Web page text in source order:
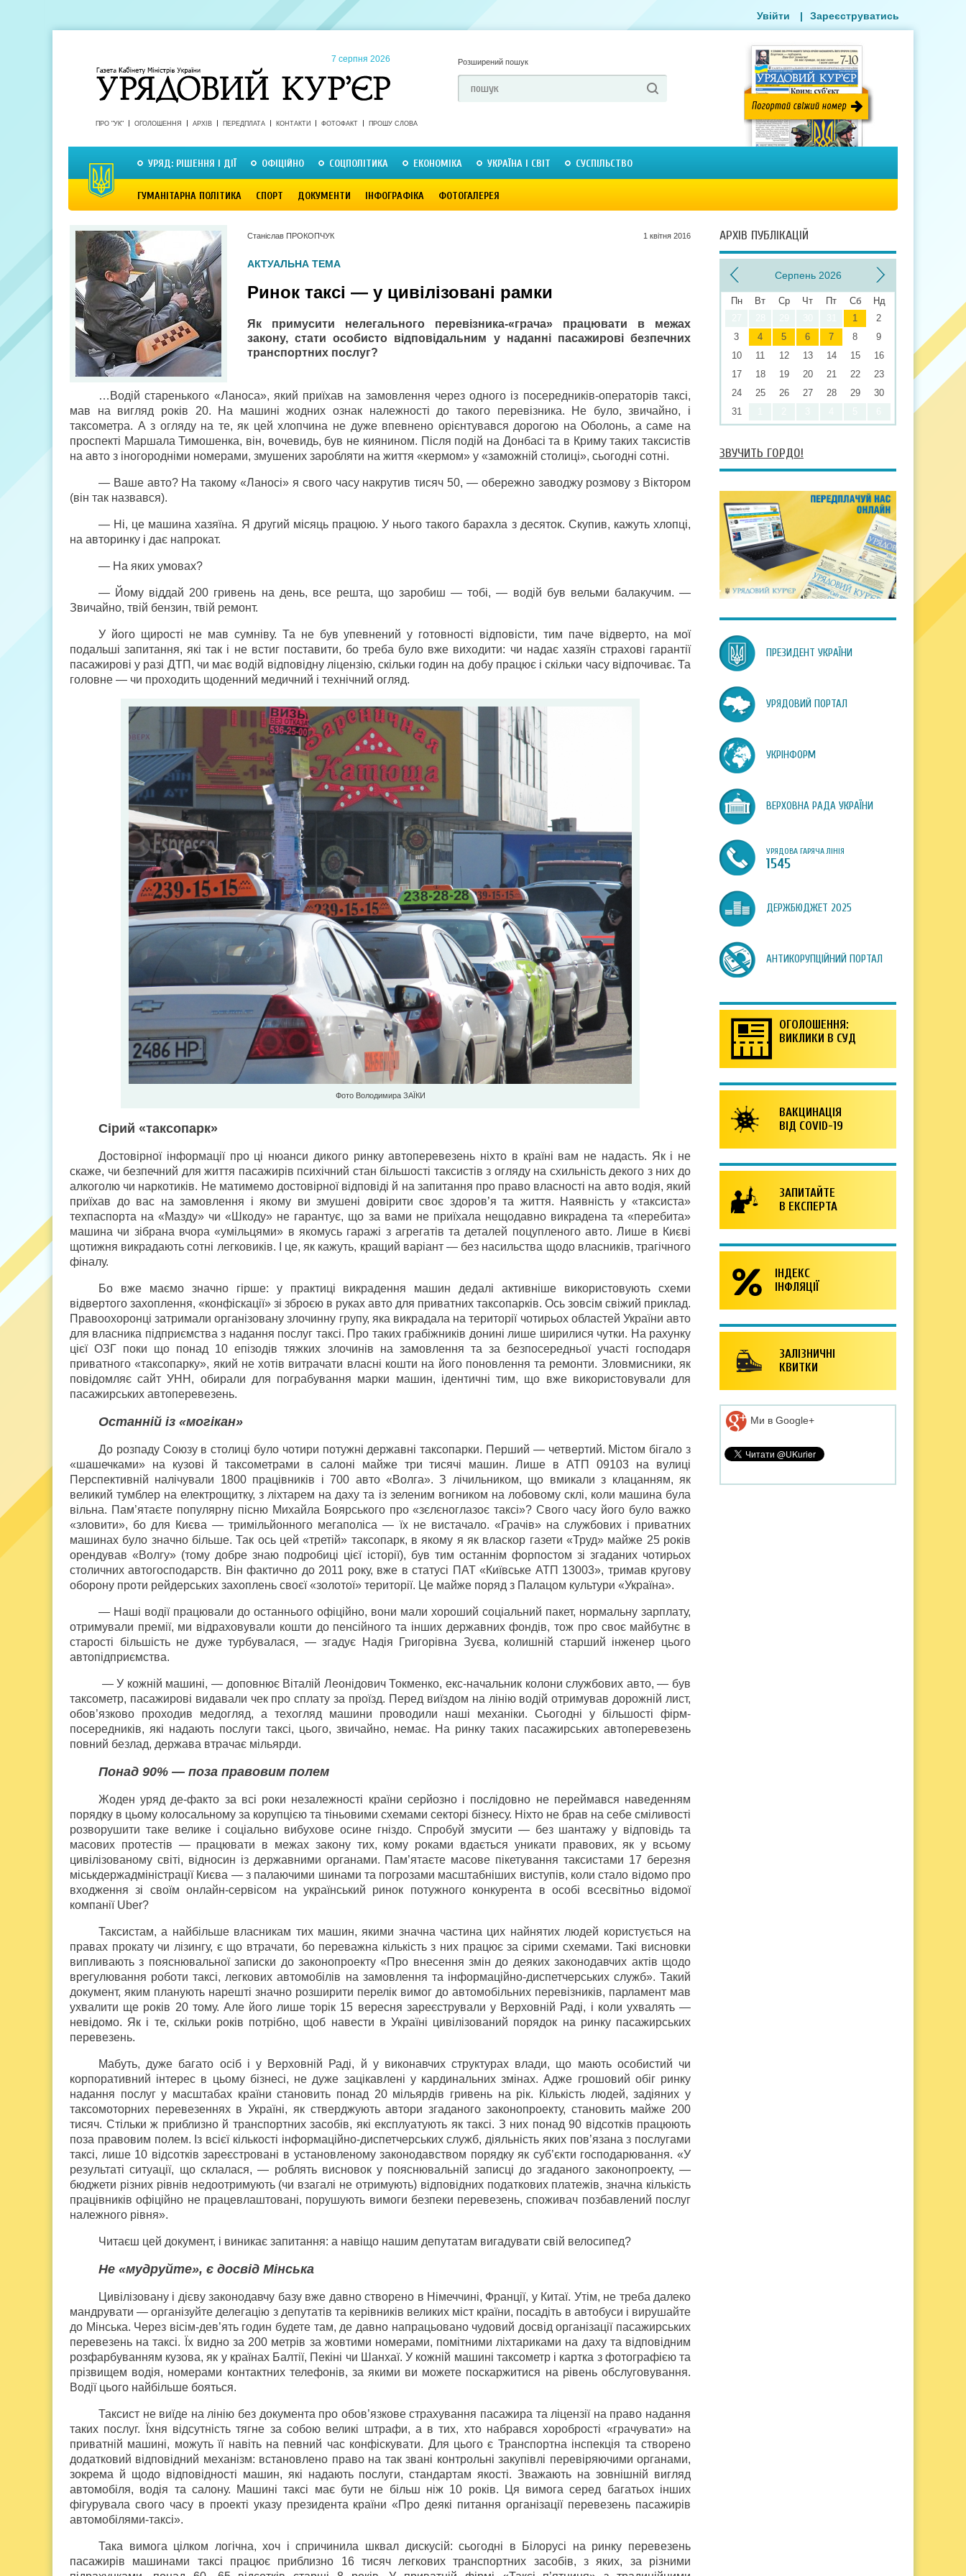
7 серпня 2026 Розширений пошук
ПРО "УК" ОГОЛОШЕННЯ АРХІВ ПЕРЕДПЛАТА КОНТАКТИ ФОТОФАКТ ПРОШУ СЛОВА
УРЯД: РІШЕННЯ І ДІЇ ОФІЦІЙНО СОЦПОЛІТИКА ЕКОНОМІКА УКРАЇНА І СВІТ СУСПІЛЬСТВО
ГУМАНІТАРНА ПОЛІТИКА СПОРТ ДОКУМЕНТИ ІНФОГРАФІКА ФОТОГАЛЕРЕЯ
Увійти | Зареєструватись
Станіслав ПРОКОПЧУК 1 квiтня 2016
АКТУАЛЬНА ТЕМА
Ринок таксі — у цивілізовані рамки
Як примусити нелегального перевізника-«грача» працювати в межах
закону, стати особисто відповідальним у наданні пасажирові безпечних
транспортних послуг?
…Водій старенького «Ланоса», який приїхав на замовлення через одного із посередників-операторів таксі,
мав на вигляд років 20. На машині жодних ознак належності до такого перевізника. Не було, звичайно, і
таксометра. А з огляду на те, як цей хлопчина не дуже впевнено орієнтувався дорогою на Оболонь, а саме на
проспекті Маршала Тимошенка, він, вочевидь, був не киянином. Після подій на Донбасі та в Криму таких таксистів
на авто з іногородніми номерами, змушених заробляти на життя «кермом» у «заможній столиці», сьогодні сотні.
— Ваше авто? На такому «Ланосі» я свого часу накрутив тисяч 50, — обережно заводжу розмову з Віктором
(він так назвався).
— Ні, це машина хазяїна. Я другий місяць працюю. У нього такого барахла з десяток. Скупив, кажуть хлопці,
на авторинку і дає напрокат.
— На яких умовах?
— Йому віддай 200 гривень на день, все решта, що заробиш — тобі, — водій був вельми балакучим. —
Звичайно, твій бензин, твій ремонт.
У його щирості не мав сумніву. Та не був упевнений у готовності відповісти, тим паче відверто, на мої
подальші запитання, які так і не встиг поставити, бо треба було вже виходити: чи надає хазяїн страхові гарантії
пасажирові у разі ДТП, чи має водій відповідну ліцензію, скільки годин на добу працює і скільки часу відпочиває. Та
головне — чи проходить щоденний медичний і технічний огляд.
Фото Володимира ЗАЇКИ
Сірий «таксопарк»
Достовірної інформації про ці нюанси дикого ринку автоперевезень ніхто в країні вам не надасть. Як і не
скаже, чи безпечний для життя пасажирів психічний стан більшості таксистів з огляду на схильність декого з них до
алкоголю чи наркотиків. Не матимемо достовірної відповіді й на запитання про право власності на авто водія, який
приїхав до вас на замовлення і якому ви змушені довірити своє здоров’я та життя. Наявність у «таксиста»
техпаспорта на «Мазду» чи «Шкоду» не гарантує, що за вами не приїхала нещодавно викрадена та «перебита»
машина чи зібрана вчора «умільцями» в якомусь гаражі з агрегатів та деталей поцупленого авто. Лише в Києві
щотижня викрадають сотні легковиків. І це, як кажуть, кращий варіант — без насильства щодо власників, трагічного
фіналу.
Бо вже маємо значно гірше: у практиці викрадення машин дедалі активніше використовують схеми
відвертого захоплення, «конфіскації» зі зброєю в руках авто для приватних таксопарків. Ось зовсім свіжий приклад.
Правоохоронці затримали організовану злочинну групу, яка викрадала на території чотирьох областей України авто
для власника підприємства з надання послуг таксі. Про таких грабіжників донині лише ширилися чутки. На рахунку
цієї ОЗГ поки що понад 10 епізодів тяжких злочинів на замовлення та за безпосередньої участі господаря
приватного «таксопарку», який не хотів витрачати власні кошти на його поновлення та ремонти. Зловмисники, як
повідомляє сайт УНН, обирали для пограбування марки машин, ідентичні тим, що вже використовували для
пасажирських автоперевезень.
Останній із «могікан»
До розпаду Союзу в столиці було чотири потужні державні таксопарки. Перший — четвертий. Містом бігало з
«шашечками» на кузові й таксометрами в салоні майже три тисячі машин. Лише в АТП 09103 на вулиці
Перспективній налічували 1800 працівників і 700 авто «Волга». З лічильником, що вмикали з клацанням, як
великий тумблер на електрощитку, з ліхтарем на даху та із зеленим вогником на лобовому склі, коли машина була
вільна. Пам’ятаєте популярну пісню Михайла Боярського про «зєлєноглазоє таксі»? Свого часу його було важко
«зловити», бо для Києва — тримільйонного мегаполіса — їх не вистачало. «Грачів» на службових і приватних
машинах було значно більше. Так ось цей «третій» таксопарк, в якому я як власкор газети «Труд» майже 25 років
орендував «Волгу» (тому добре знаю подробиці цієї історії), був тим останнім форпостом зі згаданих чотирьох
столичних автогосподарств. Він фактично до 2011 року, вже в статусі ПАТ «Київське АТП 13003», тримав кругову
оборону проти рейдерських захоплень своєї «золотої» території. Це майже поряд з Палацом культури «Україна».
— Наші водії працювали до останнього офіційно, вони мали хороший соціальний пакет, нормальну зарплату,
отримували премії, ми відраховували кошти до пенсійного та інших державних фондів, тож про своє майбутнє в
старості більшість не дуже турбувалася, — згадує Надія Григорівна Зуєва, колишній старший інженер цього
автопідприємства.
— У кожній машині, — доповнює Віталій Леонідович Токменко, екс-начальник колони службових авто, — був
таксометр, пасажирові видавали чек про сплату за проїзд. Перед виїздом на лінію водій отримував дорожній лист,
обов’язково проходив медогляд, а техогляд машини проводили наші механіки. Сьогодні у більшості фірм-
посередників, які надають послуги таксі, цього, звичайно, немає. На ринку таких пасажирських автоперевезень
повний безлад, держава втрачає мільярди.
Понад 90% — поза правовим полем
Жоден уряд де-факто за всі роки незалежності країни серйозно і послідовно не переймався наведенням
порядку в цьому колосальному за корупцією та тіньовими схемами секторі бізнесу. Ніхто не брав на себе сміливості
розворушити таке велике і соціально вибухове осине гніздо. Спробуй змусити — без шантажу у відповідь та
масових протестів — працювати в межах закону тих, кому роками вдається уникати правових, як у всьому
цивілізованому світі, відносин із державними органами. Пам’ятаєте масове пікетування таксистами 17 березня
міськдержадміністрації Києва — з палаючими шинами та погрозами масштабніших виступів, коли стало відомо про
входження зі своїм онлайн-сервісом на український ринок потужного конкурента в особі всесвітньо відомої
компанії Uber?
Таксистам, а найбільше власникам тих машин, якими значна частина цих найнятих людей користується на
правах прокату чи лізингу, є що втрачати, бо переважна кількість з них працює за сірими схемами. Такі висновки
випливають з пояснювальної записки до законопроекту «Про внесення змін до деяких законодавчих актів щодо
врегулювання роботи таксі, легкових автомобілів на замовлення та інформаційно-диспетчерських служб». Такий
документ, яким планують нарешті значно розширити перелік вимог до автомобільних перевізників, парламент мав
ухвалити ще років 20 тому. Але його лише торік 15 вересня зареєстрували у Верховній Раді, і коли ухвалять —
невідомо. Як і те, скільки років потрібно, щоб навести в Україні цивілізований порядок на ринку пасажирських
перевезень.
Мабуть, дуже багато осіб і у Верховній Раді, й у виконавчих структурах влади, що мають особистий чи
корпоративний інтерес в цьому бізнесі, не дуже зацікавлені у кардинальних змінах. Адже грошовий обіг ринку
надання послуг у масштабах країни становить понад 20 мільярдів гривень на рік. Кількість людей, задіяних у
таксомоторних перевезеннях в Україні, як стверджують автори згаданого законопроекту, становить майже 200
тисяч. Стільки ж приблизно й транспортних засобів, які експлуатують як таксі. З них понад 90 відсотків працюють
поза правовим полем. Із всієї кількості інформаційно-диспетчерських служб, діяльність яких пов’язана з послугами
таксі, лише 10 відсотків зареєстровані в установленому законодавством порядку як суб’єкти господарювання. «У
результаті ситуації, що склалася, — роблять висновок у пояснювальній записці до згаданого законопроекту, —
бюджети різних рівнів недоотримують (чи взагалі не отримують) відповідних податкових платежів, значна кількість
працівників офіційно не працевлаштовані, порушують вимоги безпеки перевезень, споживач позбавлений послуг
належного рівня».
Читаєш цей документ, і виникає запитання: а навіщо нашим депутатам вигадувати свій велосипед?
Не «мудруйте», є досвід Мінська
Цивілізовану і дієву законодавчу базу вже давно створено в Німеччині, Франції, у Китаї. Утім, не треба далеко
мандрувати — організуйте делегацію з депутатів та керівників великих міст країни, посадіть в автобуси і вирушайте
до Мінська. Через вісім-дев’ять годин будете там, де давно напрацьовано чудовий досвід організації пасажирських
перевезень на таксі. Їх видно за 200 метрів за жовтими номерами, помітними ліхтариками на даху та відповідним
розфарбуванням кузова, як у країнах Балтії, Пекіні чи Шанхаї. У кожній машині таксометр і картка з фотографією та
прізвищем водія, номерами контактних телефонів, за якими ви можете поскаржитися на рівень обслуговування.
Водії цього найбільше бояться.
Таксист не виїде на лінію без документа про обов’язкове страхування пасажира та ліцензії на право надання
таких послуг. Їхня відсутність тягне за собою великі штрафи, а в тих, хто набрався хоробрості «грачувати» на
приватній машині, можуть її навіть на певний час конфіскувати. Для цього є Транспортна інспекція та створено
додатковий відповідний механізм: встановлено право на так звані контрольні закупівлі перевіряючими органами,
зокрема й щодо відповідності машин, які надають послуги, стандартам якості. Зважають на зовнішній вигляд
автомобіля, водія та салону. Машині таксі має бути не більш ніж 10 років. Ця вимога серед багатьох інших
фігурувала свого часу в проекті указу президента країни «Про деякі питання організації перевезень пасажирів
автомобілями-таксі».
Така вимога цілком логічна, хоч і спричинила шквал дискусій: сьогодні в Білорусі на ринку перевезень
пасажирів машинами таксі працює приблизно 16 тисяч легкових транспортних засобів, з яких, за різними
АРХІВ ПУБЛІКАЦІЙ
Серпень 2026
Пн Вт Ср Чт Пт Сб
Нд
1
2
3
4 5 6 7 8
9
10
11 12 13 14 15
16
17
18 19 20 21 22
23
24
25 26 27 28 29
30
31
ЗВУЧИТЬ ГОРДО!
ПРЕЗИДЕНТ УКРАЇНИ
УРЯДОВИЙ ПОРТАЛ
УКРІНФОРМ
ВЕРХОВНА РАДА УКРАЇНИ
УРЯДОВА ГАРЯЧА ЛІНІЯ
1545
ДЕРЖБЮДЖЕТ 2025
АНТИКОРУПЦІЙНИЙ ПОРТАЛ
ОГОЛОШЕННЯ:
ВИКЛИКИ В СУД
ВАКЦИНАЦІЯ
ВІД COVID-19
ЗАПИТАЙТЕ
В ЕКСПЕРТА
ІНДЕКС
ІНФЛЯЦІЇ
ЗАЛІЗНИЧНІ
КВИТКИ
Ми в Google+